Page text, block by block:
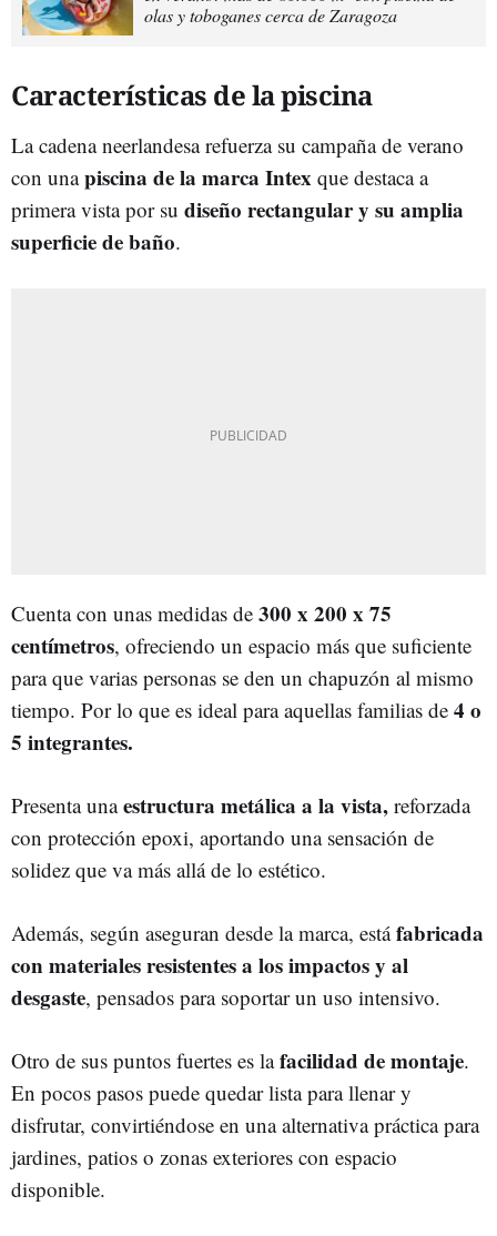
olas y toboganes cerca de Zaragoza
Características de la piscina
La cadena neerlandesa refuerza su campaña de verano
con unapiscina de la marca Intex que destaca a
primera vista por su diseño rectangular y su amplia
superficie de baño.
Cuenta con unas medidas de 300 x 200 x 75
centímetros, ofreciendo un espacio más que suficiente
para que varias personas se den un chapuzón al mismo
tiempo. Por lo que es ideal para aquellas familias de 4 o
5 integrantes.
Presenta unaestructura metálica a la vista, reforzada
con protección epoxi, aportando una sensación de
solidez que va más allá de lo estético.
Además, según aseguran desde la marca, estáfabricada
con materiales resistentes a los impactos y al
desgaste, pensados para soportar un uso intensivo.
Otro de sus puntos fuertes es lafacilidad de montaje.
En pocos pasos puede quedar lista para llenar y
disfrutar, convirtiéndose en una alternativa práctica para
jardines, patios o zonas exteriores con espacio
disponible.